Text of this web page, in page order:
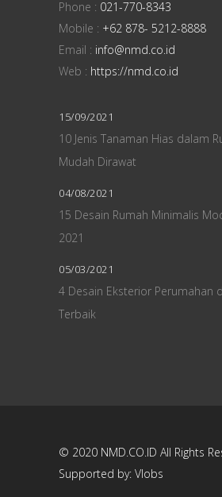
Phone : 021-770-8343
Mobile : +62 878- 5212-8888
Email : info@nmd.co.id
Web : https://nmd.co.id
15/09/2021
10 Jenis Tanaman Hias dalam
Mudah Dirawat
04/08/2021
15 Desain Rumah Minimalis
2021
05/03/2021
4 Desain Eksterior Perumahan
Terbaik
© 2020 NMD.CO.ID All Rights
Supported by: Vlobs